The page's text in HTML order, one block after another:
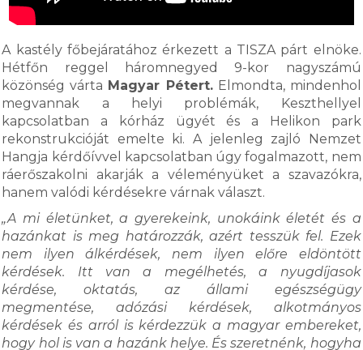
A kastély főbejáratához érkezett a TISZA párt elnöke.
Hétfőn reggel háromnegyed 9-kor nagyszámú
közönség várta Magyar Pétert.Elmondta, mindenhol
megvannak a helyi problémák, Keszthellyel
kapcsolatban a kórház ügyét és a Helikon park
rekonstrukcióját emelte ki. A jelenleg zajló Nemzet
Hangja kérdőívvel kapcsolatban úgy fogalmazott, nem
ráerőszakolni akarják a véleményüket a szavazókra,
hanem valódi kérdésekre várnak választ.
„A mi életünket, a gyerekeink, unokáink életét és a
hazánkat is meg határozzák, azért tesszük fel. Ezek
nem ilyen álkérdések, nem ilyen előre eldöntött
kérdések. Itt van a megélhetés, a nyugdíjasok
kérdése, oktatás, az állami egészségügy
megmentése, adózási kérdések, alkotmányos
kérdések és arról is kérdezzük a magyar embereket,
hogy hol is van a hazánk helye. És szeretnénk, hogyha